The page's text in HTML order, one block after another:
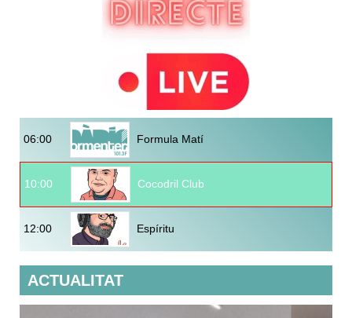
06:00 Formula Matí
10:00 Cocodril Club
12:00 Espíritu
ACTUALITAT